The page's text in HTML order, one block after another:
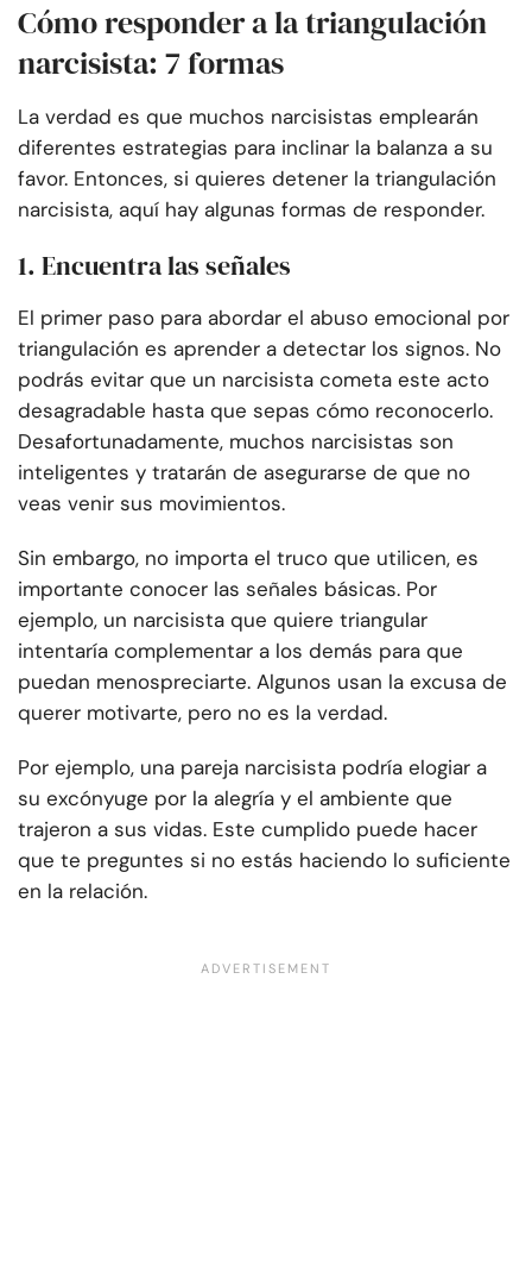
Cómo responder a la triangulación
narcisista: 7 formas
La verdad es que muchos narcisistas emplearán
diferentes estrategias para inclinar la balanza a su
favor. Entonces, si quieres detener la triangulación
narcisista, aquí hay algunas formas de responder.
1. Encuentra las señales
El primer paso para abordar el abuso emocional por
triangulación es aprender a detectar los signos. No
podrás evitar que un narcisista cometa este acto
desagradable hasta que sepas cómo reconocerlo.
Desafortunadamente, muchos narcisistas son
inteligentes y tratarán de asegurarse de que no
veas venir sus movimientos.
Sin embargo, no importa el truco que utilicen, es
importante conocer las señales básicas. Por
ejemplo, un narcisista que quiere triangular
intentaría complementar a los demás para que
puedan menospreciarte. Algunos usan la excusa de
querer motivarte, pero no es la verdad.
Por ejemplo, una pareja narcisista podría elogiar a
su excónyuge por la alegría y el ambiente que
trajeron a sus vidas. Este cumplido puede hacer
que te preguntes si no estás haciendo lo suficiente
en la relación.